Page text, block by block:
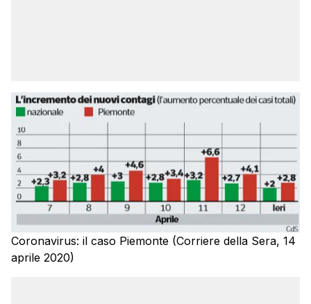
Coronavirus: il caso Piemonte (Corriere della Sera, 14
aprile 2020)